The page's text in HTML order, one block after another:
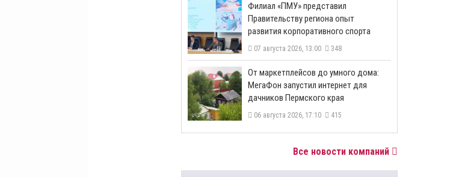
​Филиал «ПМУ» представил
Правительству региона опыт
развития корпоративного спорта
07 августа 2026, 13:00 348
От маркетплейсов до умного дома:
МегаФон запустил интернет для
дачников Пермского края
06 августа 2026, 17:10 415
Все новости компаний